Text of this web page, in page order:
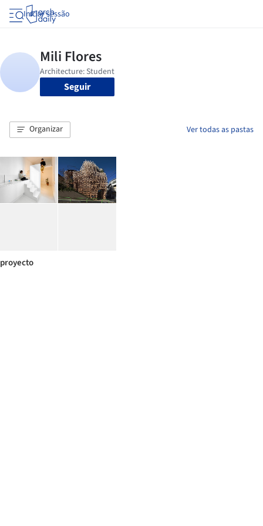
Iniciar sessão
Seguir
Organizar Ver todas as pastas
proyecto